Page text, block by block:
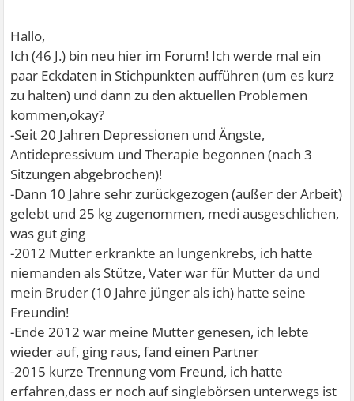
Hallo,
Ich (46 J.) bin neu hier im Forum! Ich werde mal ein
paar Eckdaten in Stichpunkten aufführen (um es kurz
zu halten) und dann zu den aktuellen Problemen
kommen,okay?
-Seit 20 Jahren Depressionen und Ängste,
Antidepressivum und Therapie begonnen (nach 3
Sitzungen abgebrochen)!
-Dann 10 Jahre sehr zurückgezogen (außer der Arbeit)
gelebt und 25 kg zugenommen, medi ausgeschlichen,
was gut ging
-2012 Mutter erkrankte an lungenkrebs, ich hatte
niemanden als Stütze, Vater war für Mutter da und
mein Bruder (10 Jahre jünger als ich) hatte seine
Freundin!
-Ende 2012 war meine Mutter genesen, ich lebte
wieder auf, ging raus, fand einen Partner
-2015 kurze Trennung vom Freund, ich hatte
erfahren,dass er noch auf singlebörsen unterwegs ist